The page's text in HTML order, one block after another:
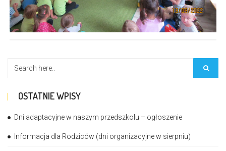
OSTATNIE WPISY
Dni adaptacyjne w naszym przedszkolu – ogłoszenie
Informacja dla Rodziców (dni organizacyjne w sierpniu)